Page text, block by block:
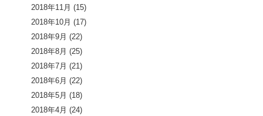
2018年11月 (15)
2018年10月 (17)
2018年9月 (22)
2018年8月 (25)
2018年7月 (21)
2018年6月 (22)
2018年5月 (18)
2018年4月 (24)